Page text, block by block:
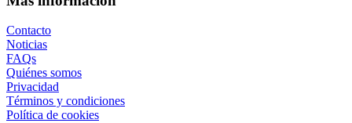
Contacto
Noticias
FAQs
Quiénes somos
Privacidad
Términos y condiciones
Política de cookies